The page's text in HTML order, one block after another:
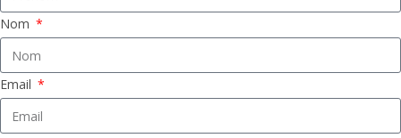
Nom
Email